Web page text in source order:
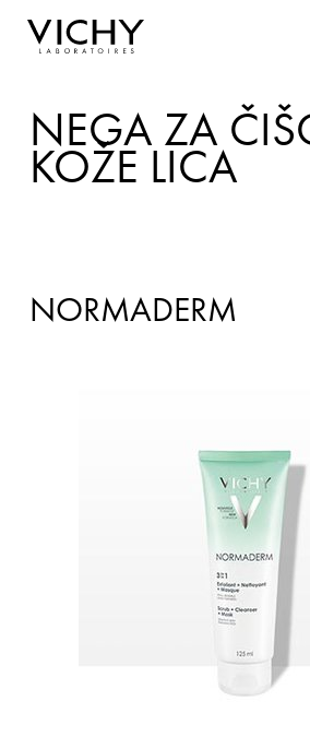
NEGA ZA
KOŽE LICA
NORMADERM